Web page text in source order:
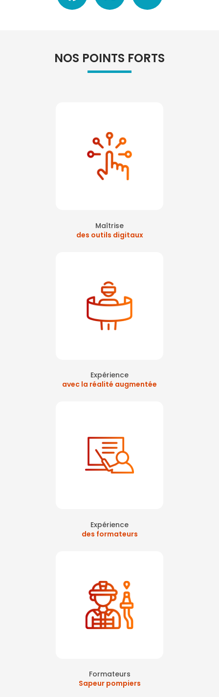
NOS POINTS FORTS
Maîtrise
des outils digitaux
Expérience
avec la réalité augmentée
Expérience
des formateurs
Formateurs
Sapeur pompiers